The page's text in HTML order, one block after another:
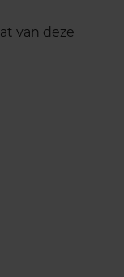
van deze